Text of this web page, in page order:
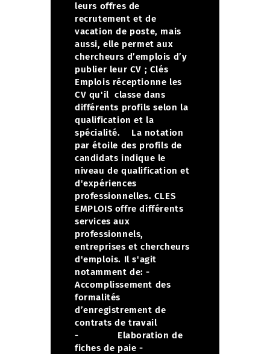
leurs offres de
recrutement et de
vacation de poste, mais
aussi, elle permet aux
chercheurs d’emplois d’y
publier leur CV ; Clés
Emplois réceptionne les
CV qu'il classe dans
différents profils selon la
qualification et la
spécialité.
La notation
par étoile des profils de
candidats indique le
niveau de qualification et
d'expériences
professionnelles. CLES
EMPLOIS offre différents
services aux
professionnels,
entreprises et chercheurs
d'emplois. Il s'agit
notamment de: -
Accomplissement des
formalités
d’enregistrement de
contrats de travail
- Elaboration de
fiches de paie -